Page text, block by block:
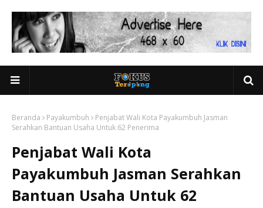
Beranda Payakumbuh
Penjabat Wali Kota Payakumbuh Jasman
Serahkan Bantuan Usaha Untuk 62 Penerima
Penjabat Wali Kota
Payakumbuh Jasman Serahkan
Bantuan Usaha Untuk 62